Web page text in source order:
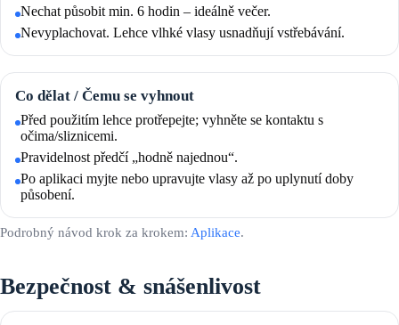
Nechat působit min. 6 hodin – ideálně večer.
Nevyplachovat. Lehce vlhké vlasy usnadňují vstřebávání.
Co dělat / Čemu se vyhnout
Před použitím lehce protřepejte; vyhněte se kontaktu s
očima/sliznicemi.
Pravidelnost předčí „hodně najednou“.
Po aplikaci myjte nebo upravujte vlasy až po uplynutí doby
působení.
Podrobný návod krok za krokem: Aplikace.
Bezpečnost & snášenlivost